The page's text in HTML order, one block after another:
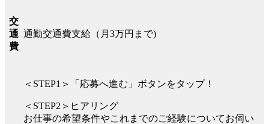
交
通
費
通勤交通費支給（月3万円まで)
＜STEP1＞「応募へ進む」ボタンをタップ！
＜STEP2＞ヒアリング
お仕事の希望条件やこれまでのご経験についてお伺い